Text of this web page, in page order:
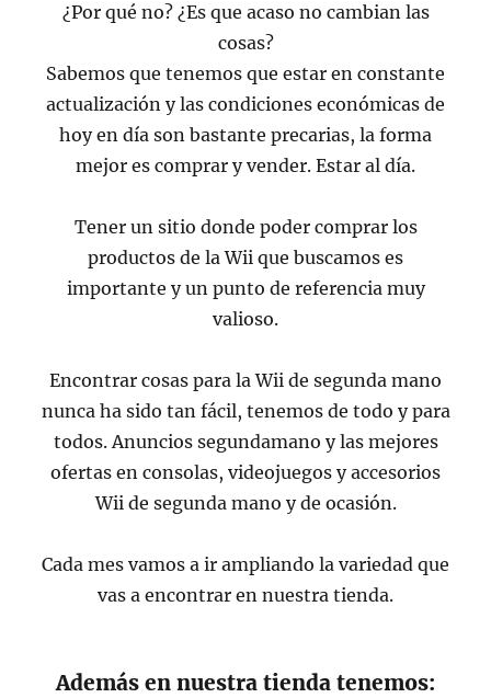
¿Por qué no? ¿Es que acaso no cambian las
cosas?
Sabemos que tenemos que estar en constante
actualización y las condiciones económicas de
hoy en día son bastante precarias, la forma
mejor es comprar y vender. Estar al día.
Tener un sitio donde poder comprar los
productos de la Wii que buscamos es
importante y un punto de referencia muy
valioso.
Encontrar cosas para la Wii de segunda mano
nunca ha sido tan fácil, tenemos de todo y para
todos. Anuncios segundamano y las mejores
ofertas en consolas, videojuegos y accesorios
Wii de segunda mano y de ocasión.
Cada mes vamos a ir ampliando la variedad que
vas a encontrar en nuestra tienda.
Además en nuestra tienda tenemos: